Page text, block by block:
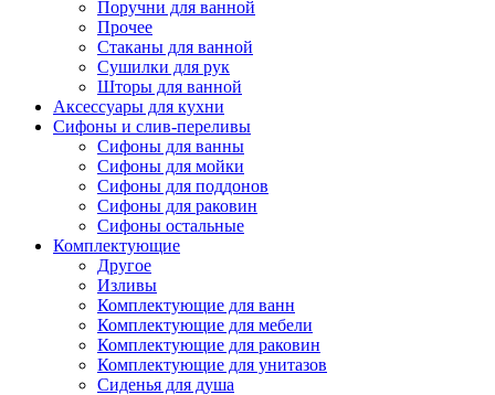
Поручни для ванной
Прочее
Стаканы для ванной
Сушилки для рук
Шторы для ванной
Аксессуары для кухни
Сифоны и слив-переливы
Сифоны для ванны
Сифоны для мойки
Сифоны для поддонов
Сифоны для раковин
Сифоны остальные
Комплектующие
Другое
Изливы
Комплектующие для ванн
Комплектующие для мебели
Комплектующие для раковин
Комплектующие для унитазов
Сиденья для душа